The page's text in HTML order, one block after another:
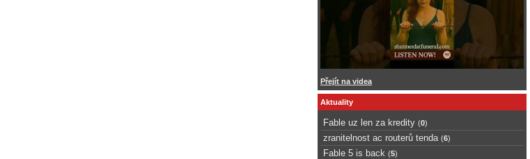
Přejít na videa
Aktuality
Fable uz len za kredity (0)
zranitelnost ac routerů tenda (6)
Fable 5 is back (5)